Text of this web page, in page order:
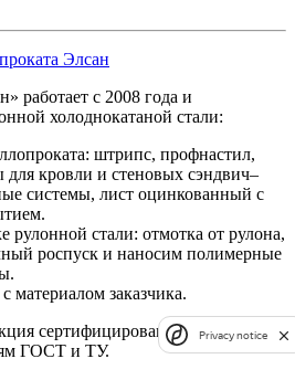
работает с 2008 года и
холоднокатаной стали:
штрипс, профнастил,
для кровли и стеновых сэндвич–
системы, лист оцинкованный с
рулонной стали: отмотка от рулона,
роспуск и наносим полимерные
материалом заказчика.
сертифицирована и
ГОСТ и ТУ.
Privacy notice